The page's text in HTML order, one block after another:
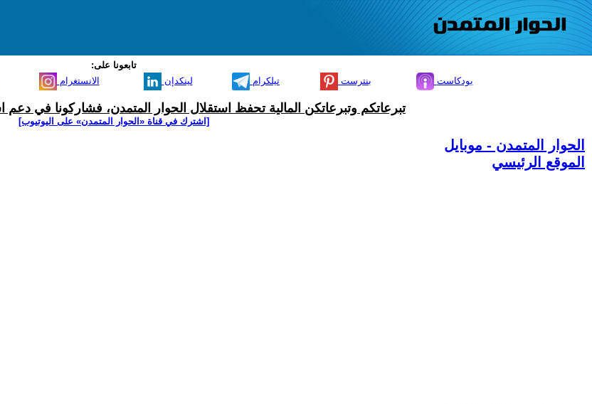
تابعونا على:
الانستغرام لينكدإن تيلكرام بنترست بودكاست
تبرعاتكم وتبرعاتكن المالية تحفظ استقلال الحوار المتمدن، فشاركونا في دعم
[اشترك في قناة ‫«الحوار المتمدن» على اليوتيوب]
الحوار المتمدن - موبايل
الموقع الرئيسي